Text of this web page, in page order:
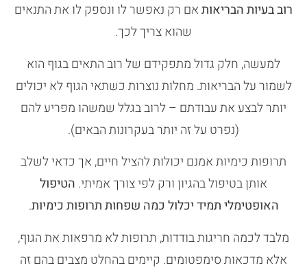
רוב בעיות הבריאותאם רק נאפשר לו ונספק לו את התנאים
שהוא צריך לכך.
למעשה, חלק גדול מתפקידם של רוב התאים בגוף הוא
לשמור על הבריאות. מחלות נוצרות כשתאי הגוף לא יכולים
יותר לבצע את עבודתם – לרוב בגלל שמשהו מפריע להם
(נפרט על זה יותר בעקרונות הבאים).
תרופות כימיות אמנם יכולות להציל חיים, אך כדאי לשלב
אותן בטיפול בהגיון ורק לפי צורך אמיתי. הטיפול
האופטימלי תמיד יכלול כמה שפחות תרופות כימיות.
מלבד לכמה חריגות בודדות, תרופות לא מרפאות את הגוף,
אלא מדכאות סימפטומים. קיימים בהחלט מצבים בהם זה